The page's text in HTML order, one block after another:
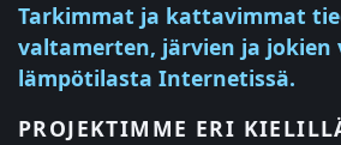
Tarkimmat ja kattavimmat
valtamerten, järvien ja jokien
lämpötilasta Internetissä.
PROJEKTIMME ERI